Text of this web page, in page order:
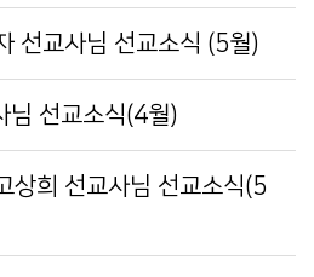
선교사님 선교소식 (5월)
님 선교소식(4월)
상희 선교사님 선교소식(5